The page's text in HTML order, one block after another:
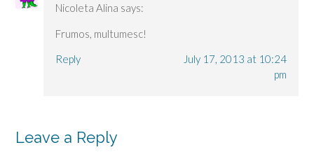
Nicoleta Alina says:
Frumos, multumesc!
Reply
July 17, 2013 at 10:24
pm
Leave a Reply